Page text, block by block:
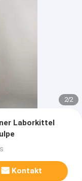
2/2
Laborkittel
Kontakt